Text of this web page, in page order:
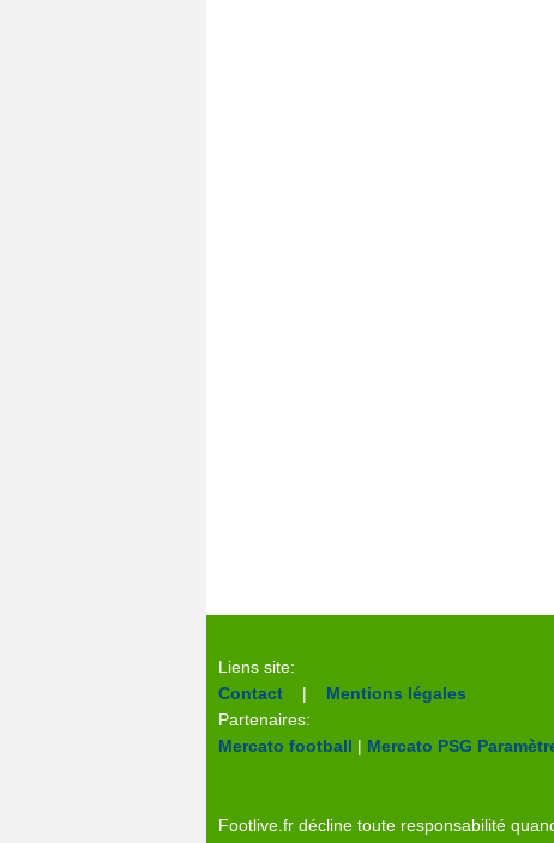
Liens site:
Contact | Mentions légales
Partenaires:
Mercato football | Mercato PSG
Footlive.fr décline toute responsabilité